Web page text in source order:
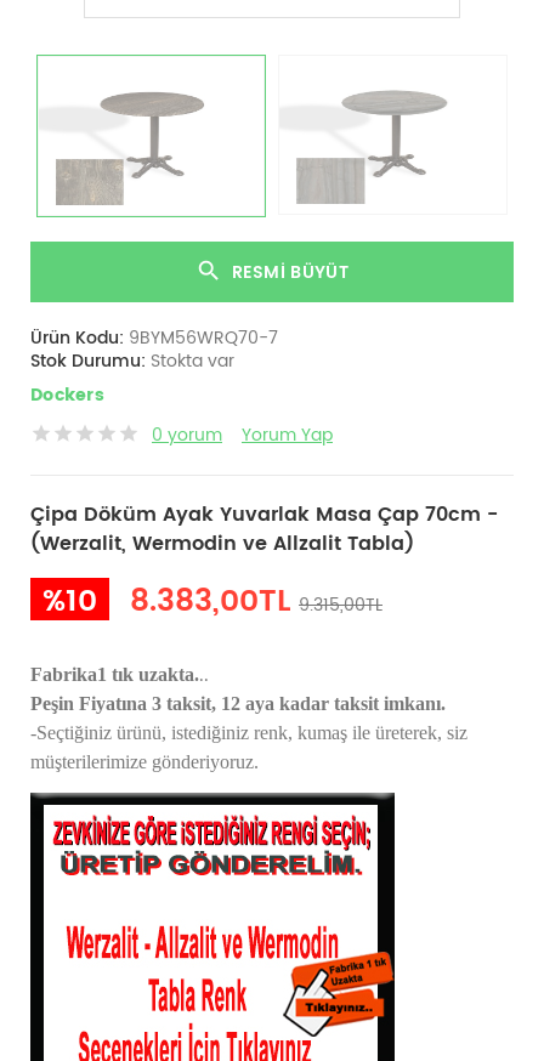
RESMI BÜYÜT
Ürün Kodu: 9BYM56WRQ70-7
Stok Durumu: Stokta var
Dockers
0 yorum
Yorum Yap
Çipa Döküm Ayak Yuvarlak Masa Çap 70cm -
(Werzalit, Wermodin ve Allzalit Tabla)
%10 8.383,00TL 9.315,00TL
Fabrika1 tık uzakta...
Peşin Fiyatına 3 taksit, 12 aya kadar taksit imkanı.
-Seçtiğiniz ürünü, istediğiniz renk, kumaş ile üreterek, siz
müşterilerimize gönderiyoruz.